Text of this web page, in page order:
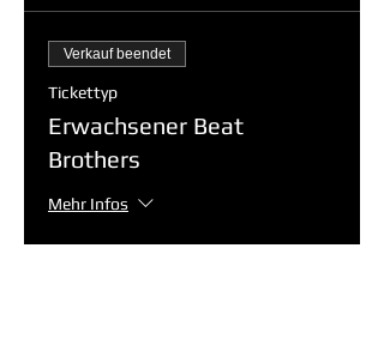
Verkauf beendet
Tickettyp
Erwachsener Beat
Brothers
Mehr Infos